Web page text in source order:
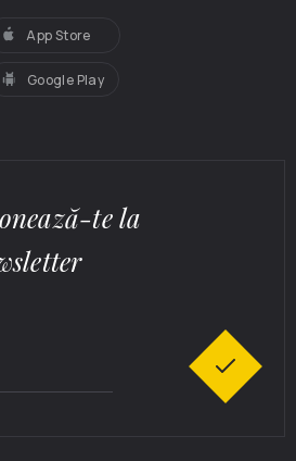
App Store
Google Play
te la